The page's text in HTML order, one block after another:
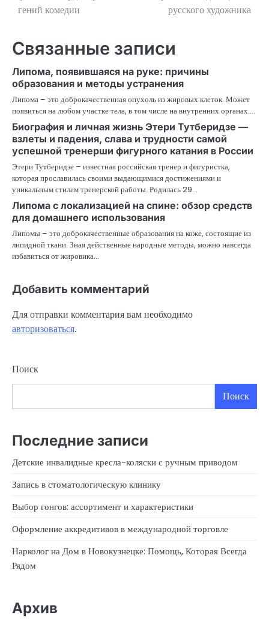
записям
гений комедии
русского художника
Связанные записи
Липома, появившаяся на руке: причины
образования и методы устранения
Липома – это доброкачественная опухоль из жировых клеток. Может
появиться на любом участке тела, в том числе на внутренних органах.…
Биография и личная жизнь Этери Тутберидзе —
взлеты и падения, слава и трудности самой
успешной тренерши фигурного катания в России
Этери Тутберидзе – известная российская тренер и фигуристка,
которая прославилась своими выдающимися достижениями и
уникальным стилем тренерской работы. Родилась 29…
Липома с локализацией на спине: обзор средств
для домашнего использования
Липомы – это доброкачественные образования на коже, состоящие из
липидной ткани. Зная действенные народные методы, можно навсегда
избавиться от жировика…
Добавить комментарий
Для отправки комментария вам необходимо
авторизоваться.
Поиск
Поиск
Последние записи
Детские инвалидные кресла-коляски с ручным приводом
Запись в стоматологическую клинику
Выбор гонгов: ассортимент и характеристики
Оформление аккредитивов в международной торговле
Нарколог на Дом в Новокузнецке: Помощь, Которая Всегда
Рядом
Архив